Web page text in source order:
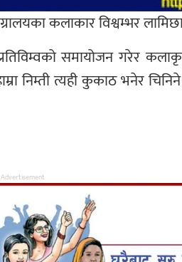
कलाकार विश्वम्भर
समायोजन गरेर
निम्ती त्यही कुकाठ भनेर
Advertisement